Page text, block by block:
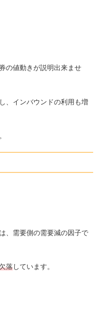
の値動きが説明出来ませ
、インバウンドの利用も増
、需要側の需要減の因子で
落しています。